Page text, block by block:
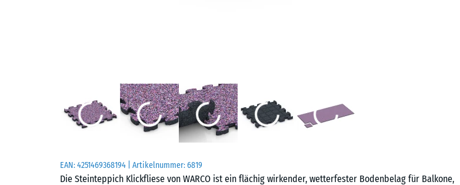
EAN:4251469368194 | Artikelnummer:6819
Die Steinteppich Klickfliese von WARCO ist ein flächig wirkender, wetterfester Bodenbelag für Balkone,